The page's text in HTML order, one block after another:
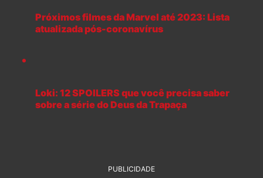
Próximos filmes da Marvel até 2023: Lista
atualizada pós-coronavírus
Loki: 12 SPOILERS que você precisa saber
sobre a série do Deus da Trapaça
PUBLICIDADE